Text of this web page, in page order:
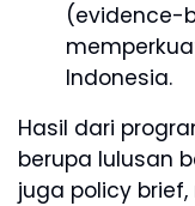
(evidence-
Indonesia.
Hasil dari
berupa lulusan
juga policy